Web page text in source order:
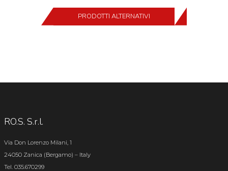
PRODOTTI ALTERNATIVI
RO.S. S.r.l.
Via Don Lorenzo Milani, 1
24050 Zanica (Bergamo) – Italy
Tel. 035.670299